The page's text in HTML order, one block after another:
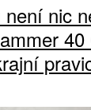
není nic